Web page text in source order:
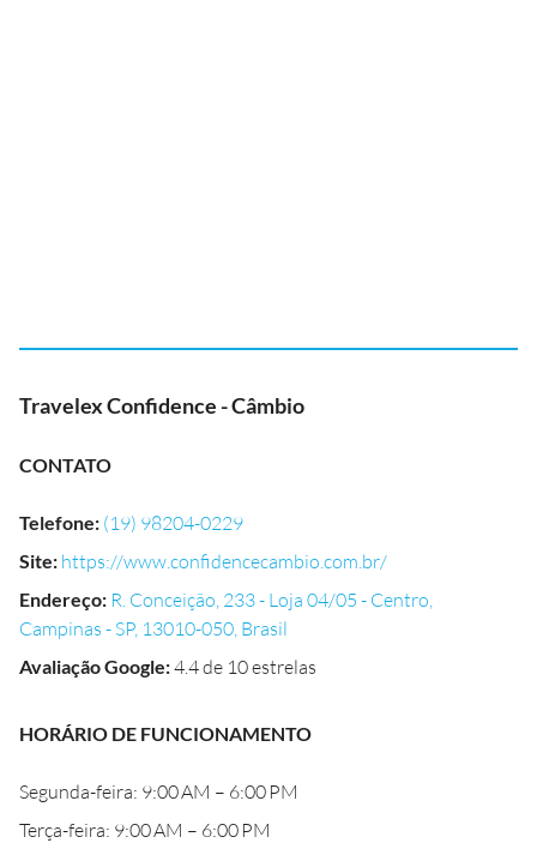
Travelex Confidence - Câmbio
CONTATO
Telefone: (19) 98204-0229
Site: https://www.confidencecambio.com.br/
Endereço: R. Conceição, 233 - Loja 04/05 - Centro,
Campinas - SP, 13010-050, Brasil
Avaliação Google:4.4 de 10 estrelas
HORÁRIO DE FUNCIONAMENTO
Segunda-feira: 9:00 AM – 6:00 PM
Terça-feira: 9:00 AM – 6:00 PM